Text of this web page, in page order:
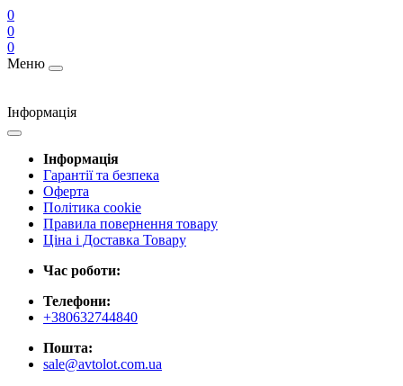
0
0
0
Меню
Інформація
Інформація
Гарантії та безпека
Оферта
Політика cookie
Правила повернення товару
Ціна і Доставка Товару
Час роботи:
Телефони:
+380632744840
Пошта:
sale@avtolot.com.ua